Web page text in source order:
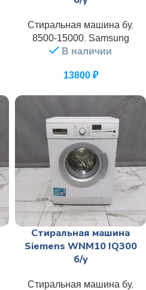
Стиральная машина бу,
8500-15000, Samsung
В наличии
13800 ₽
Стиральная машина
Siemens WNM10 IQ300
б/у
Стиральная машина бу,